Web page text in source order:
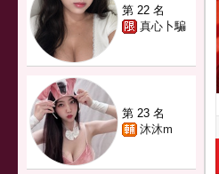
第 22 名
真心卜騙
第 23 名
沐沐m